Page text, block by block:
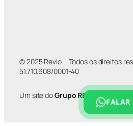
© 2025 Revlo – Todos os direitos
51.710.608/0001-40
Um site doGrupo REVLO
FALAR